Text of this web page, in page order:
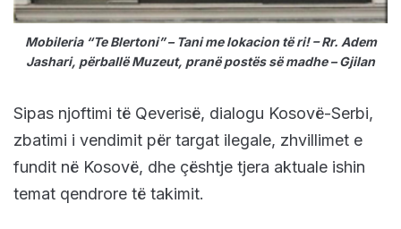
Mobileria “Te Blertoni” – Tani me lokacion të ri! – Rr. Adem
Jashari, përballë Muzeut, pranë postës së madhe – Gjilan
Sipas njoftimi të Qeverisë, dialogu Kosovë-Serbi,
zbatimi i vendimit për targat ilegale, zhvillimet e
fundit në Kosovë, dhe çështje tjera aktuale ishin
temat qendrore të takimit.